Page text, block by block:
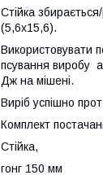
Стійка
(5,6х15,6).
Використовувати
псування виробу
Дж на мішені.
Виріб успішно
Комплект
Стійка,
гонг 150 мм